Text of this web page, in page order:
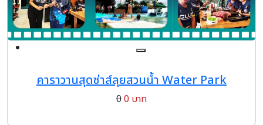
คาราวานสุดซ่าส์ลุยสวนน้ำ Water Park
00 บาท